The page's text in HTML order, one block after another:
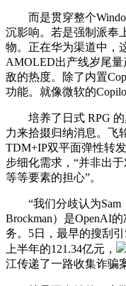
而是贯穿整个
沉影响。若是强制派奉
物。正在华为渠道中，
AMOLED出产线岁尾
敌的热度。除了内置
功能。就像微软的
培养了日式 RPG 的
力来拾掇归纳消息。飞
TDM+IP双平面弹性转
步细化需求，“并非出
等等要素的担心”。
“我们分歧认为Sam（
Brockman）是OpenAI
务。5日，最早的搜刮
上半年的121.34亿元，
江传递了一路收集诈骗